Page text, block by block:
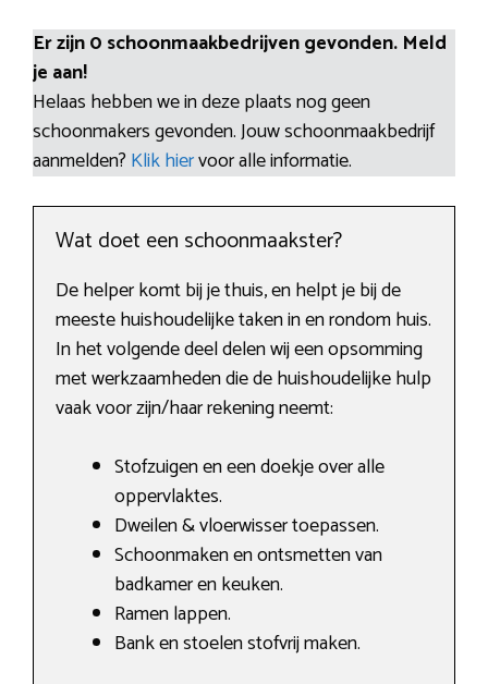
Er zijn 0 schoonmaakbedrijven gevonden. Meld
je aan!
Helaas hebben we in deze plaats nog geen
schoonmakers gevonden. Jouw schoonmaakbedrijf
aanmelden? Klik hiervoor alle informatie.
Wat doet een schoonmaakster?
De helper komt bij je thuis, en helpt je bij de
meeste huishoudelijke taken in en rondom huis.
In het volgende deel delen wij een opsomming
met werkzaamheden die de huishoudelijke hulp
vaak voor zijn/haar rekening neemt:
Stofzuigen en een doekje over alle
oppervlaktes.
Dweilen & vloerwisser toepassen.
Schoonmaken en ontsmetten van
badkamer en keuken.
Ramen lappen.
Bank en stoelen stofvrij maken.